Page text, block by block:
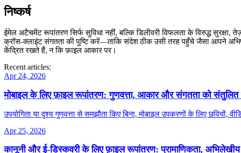
निष्कर्ष
ईमेल अटैचमेंट रूपांतरण सिर्फ सुविधा नहीं, बल्कि डिलीवरी विफलता के विरुद्ध
क्रॉस‑क्लाइंट संगतता की पुष्टि करें—ताकि संदेश ठीक उसी तरह पहुँचे जैसा आपने
केंद्रित रखते हैं, न कि फ़ाइल आकार पर।
Recent articles:
Apr 24, 2026
मोबाइल के लिए फ़ाइल रूपांतरण: गुणवत्ता, आकार और संगतता को संतुलित
उपयोगिता या दृश्य गुणवत्ता से समझौता किए बिना, मोबाइल उपकरणों के लिए छवियों,
Apr 25, 2026
कानूनी और ई‑डिस्कवरी के लिए फ़ाइल रूपांतरण: प्रामाणिकता,